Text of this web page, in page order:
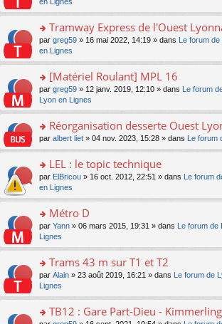
s
ré
c
nt
o
n
lu
pl
ré
c
nt
e
n
o
n
lu
pl
ré
c
e
le
m
e
s
s
e
n
o
n
lu
pl
s
ré
c
e
s
er
le
m
e
s
s
a
n
o
n
lu
pl
ré
c
nt
o
n
s
er
le
m
e
s
s
e
n
o
n
lu
pl
ré
c
nt
Tramway Express de l'Ouest
par greg59 » 16 mai 2022, 14:19 » dans
Le forum
en Lignes
o
s
er
le
m
e
s
s
e
n
o
n
lu
pl
ré
[Matériel Roulant] MPL 16
par greg59 » 12 janv. 2019, 12:10 » dans
Le forum
Lyon en Lignes
o
n
ult
er
le
m
e
s
s
e
n
o
n
lu
Réorganisation desserte Ouest
par albert liet » 04 nov. 2023, 15:28 » dans Le
o
n
s
er
le
m
e
s
s
a
n
LEL : le topic technique
par ElBricou » 16 oct. 2012, 22:51 » dans
Le forum
en Lignes
o
s
er
le
m
e
s
s
Métro D
par Yann » 06 mars 2015, 19:31 » dans
Le forum
Lignes
o
s
er
Trams 43 m sur T1 et T2
par Alain » 23 août 2019, 16:21 » dans
Le forum de
Lignes
TB12 : Gare Part-Dieu -